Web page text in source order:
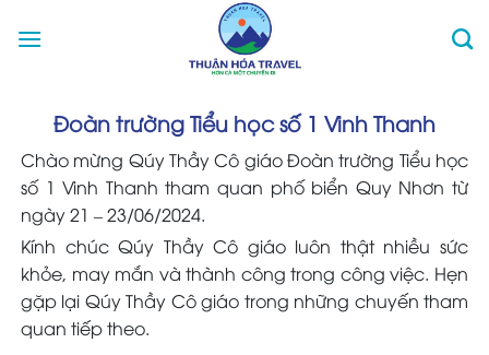
Đoàn trường Tiểu học số 1 Vinh Thanh
Chào mừng Qúy Thầy Cô giáo Đoàn trường Tiểu học
số 1 Vinh Thanh tham quan phố biển Quy Nhơn từ
ngày 21 – 23/06/2024.
Kính chúc Qúy Thầy Cô giáo luôn thật nhiều sức
khỏe, may mắn và thành công trong công việc. Hẹn
gặp lại Qúy Thầy Cô giáo trong những chuyến tham
quan tiếp theo.